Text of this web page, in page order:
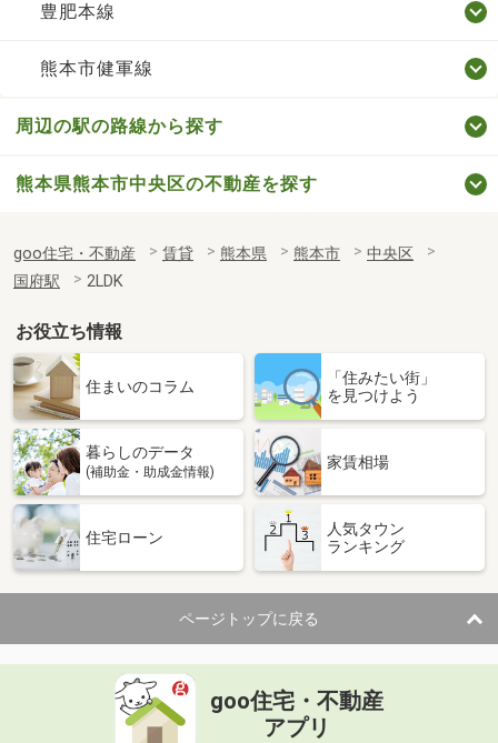
豊肥本線
熊本市健軍線
周辺の駅の路線から探す
熊本県熊本市中央区の不動産を探す
goo住宅・不動産 賃貸 熊本県 熊本市
中央区
国府駅
2LDK
お役立ち情報
住まいのコラム
「住みたい街」
を見つけよう
暮らしのデータ
(補助金・助成金情報)
家賃相場
住宅ローン
人気タウン
ランキング
ページトップに戻る
goo住宅・不動産
アプリ